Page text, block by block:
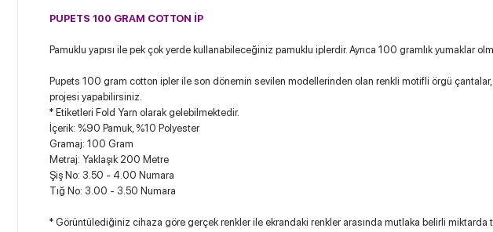
PUPETS 100 GRAM COTTON İP
Pamuklu yapısı ile pek çok yerde kullanabileceğiniz pamuklu iplerdir. Ayrıca 100 gramlık yumaklar
Pupets 100 gram cotton ipler ile son dönemin sevilen modellerinden olan renkli motifli örgü
projesi yapabilirsiniz.
* Etiketleri Fold Yarn olarak gelebilmektedir.
İçerik: %90 Pamuk, %10 Polyester
Gramaj: 100 Gram
Metraj: Yaklaşık 200 Metre
Şiş No: 3.50 - 4.00 Numara
Tığ No: 3.00 - 3.50 Numara
* Görüntülediğiniz cihaza göre gerçek renkler ile ekrandaki renkler arasında mutlaka belirli miktarda